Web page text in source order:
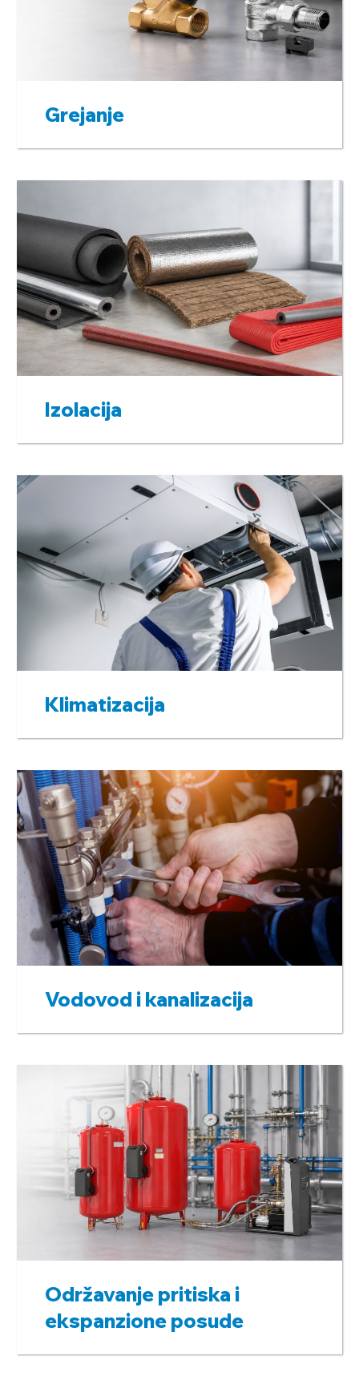
Grejanje
Izolacija
Klimatizacija
Vodovod i kanalizacija
Održavanje pritiska i
ekspanzione posude